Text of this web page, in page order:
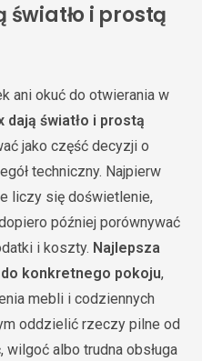
światło i prostą
ani okuć do otwierania w
dają światło i prostą
jako część decyzji o
techniczny. Najpierw
liczy się doświetlenie,
później porównywać
i koszty. Najlepsza
konkretnego pokoju,
mebli i codziennych
oddzielić rzeczy pilne od
albo trudna obsługa